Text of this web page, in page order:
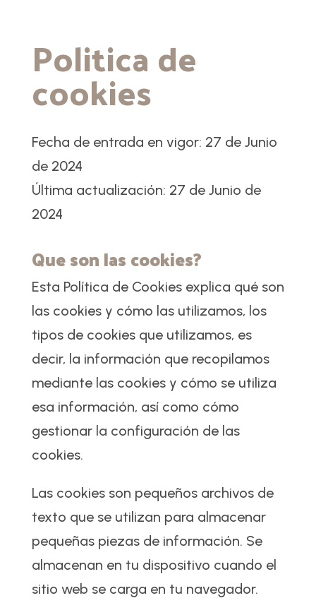
Politica de
cookies
Fecha de entrada en vigor: 27 de Junio
de 2024
Última actualización: 27 de Junio de
2024
Que son las cookies?
Esta Política de Cookies explica qué son
las cookies y cómo las utilizamos, los
tipos de cookies que utilizamos, es
decir, la información que recopilamos
mediante las cookies y cómo se utiliza
esa información, así como cómo
gestionar la configuración de las
cookies.
Las cookies son pequeños archivos de
texto que se utilizan para almacenar
pequeñas piezas de información. Se
almacenan en tu dispositivo cuando el
sitio web se carga en tu navegador.